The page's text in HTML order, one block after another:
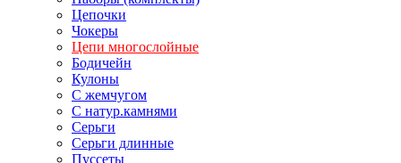
Цепочки
Чокеры
Цепи многослойные
Бодичейн
Кулоны
С жемчугом
С натур.камнями
Серьги
Серьги длинные
Пуссеты